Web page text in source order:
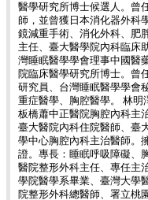
醫學研究所博士候選人。曾
師，並曾獲日本消化器外科
鏡減重手術、消化外科、肥
主任、臺大醫學院內科臨床
灣睡眠醫學學會理事中國醫
院臨床醫學研究所博士。曾
研究員、台灣睡眠醫學學會
重症醫學、胸腔醫學。 林
板橋蕭中正醫院胸腔內科主
臺大醫院內科住院醫師、臺
學中心胸腔內科主治醫師。
證。專長：睡眠呼吸障礙、
醫院整形外科主任、專任主
學院醫學系畢業、臺灣大學
院整形外科總醫師、署立桃